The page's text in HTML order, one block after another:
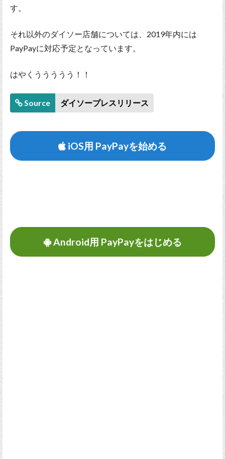
す。
それ以外のダイソー店舗については、2019年内には
PayPayに対応予定となっています。
はやくううううう！！
Source ダイソープレスリリース
iOS用 PayPayを始める
Android用 PayPayをはじめる